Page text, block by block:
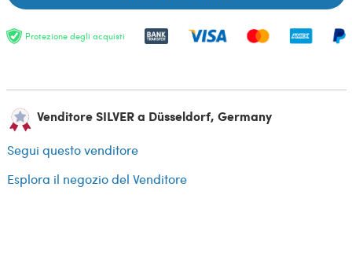
Protezione degli acquisti
Venditore SILVER a Düsseldorf, Germany
Segui questo venditore
Esplora il negozio del Venditore